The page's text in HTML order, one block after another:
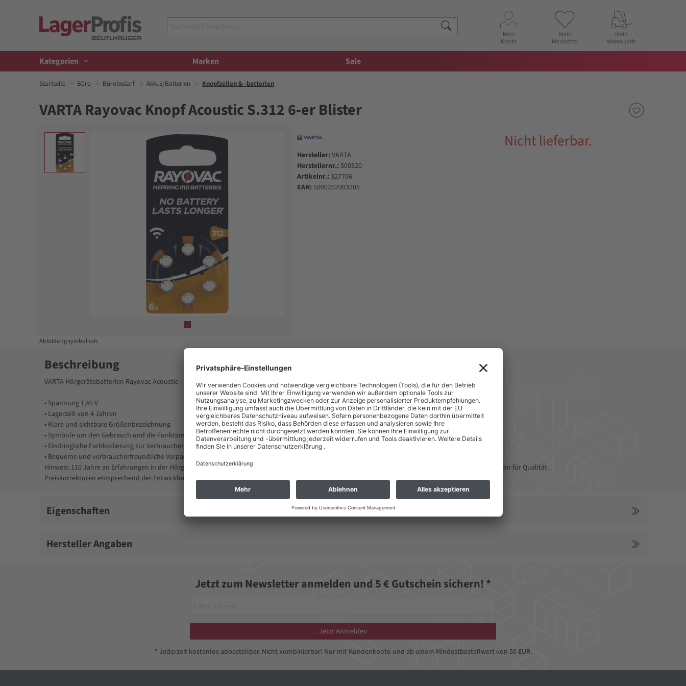
Mein
Konto
Mein
Merkzettel
Mein
Warenkorb
Kategorien Marken Sale
Startseite Büro Bürobedarf Akkus/Batterien Knopfzellen & -batterien
VARTA Rayovac Knopf Acoustic S.312 6-er Blister
Abbildung symbolisch.
Hersteller: VARTA
Herstellernr.: 500320
Artikelnr.: 327706
EAN: 5000252003205
Nicht lieferbar.
Beschreibung
VARTA Hörgerätebatterien Rayovac Acoustic
• Spannung 1,45 V
• Lagerzeit von 4 Jahren
• Klare und sichtbare Größenbezeichnung
• Symbole um den Gebrauch und die Funktion zu unterstreichen
• Eindringliche Farbkodierung zur Verbraucherführung
• Bequeme und verbraucherfreundliche Verpackung mit klarer Farbkodierung
Hinweis: 110 Jahre an Erfahrungen in der Hörgeräteindustrie gepaart mit dem Antrieb sich ständig weiterzuentwickeln stehen Rayovac Hörgerätebatterien für Qualität.
Preiskorrekturen entsprechend der Entwicklung auf dem Rohstoffmarkt müssen wir uns vorbehalten!
Eigenschaften
Hersteller Angaben
Jetzt zum Newsletter anmelden und 5 € Gutschein sichern! *
Jetzt Anmelden
* Jederzeit kostenlos abbestellbar. Nicht kombinierbar! Nur mit Kundenkonto und ab einem Mindestbestellwert von 50 EUR.